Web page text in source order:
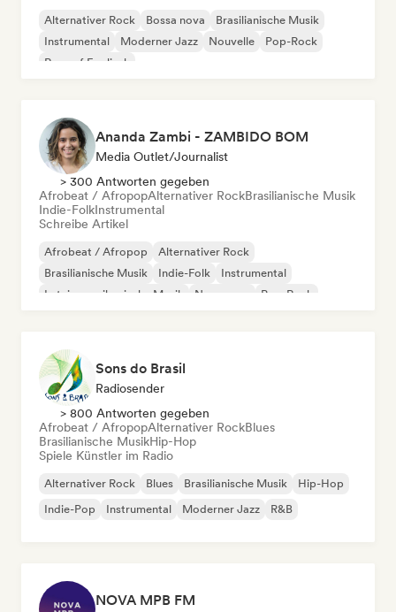
Alternativer Rock Bossa nova
Brasilianische Musik
Instrumental
Moderner Jazz Nouvelle
Pop-Rock
Rap auf Englisch
Ananda Zambi - ZAMBIDO BOM
Media Outlet/Journalist
> 300 Antworten gegeben
Afrobeat / AfropopAlternativer RockBrasilianische Musik
Indie-FolkInstrumental
Schreibe Artikel
Afrobeat / Afropop
Alternativer Rock
Brasilianische Musik
Indie-Folk
Instrumental
Lateinamerikanische Musik
New wave Pop-Rock
Sons do Brasil
Radiosender
> 800 Antworten gegeben
Afrobeat / AfropopAlternativer RockBlues
Brasilianische MusikHip-Hop
Spiele Künstler im Radio
Alternativer Rock Blues Brasilianische Musik
Hip-Hop
Indie-Pop
Instrumental Moderner Jazz R&B
NOVA MPB FM